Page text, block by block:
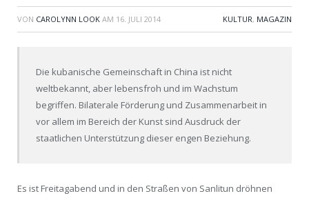
VON CAROLYNN LOOK AM 16. JULI 2014 KULTUR, MAGAZIN
Die kubanische Gemeinschaft in China ist nicht
weltbekannt, aber lebensfroh und im Wachstum
begriffen. Bilaterale Förderung und Zusammenarbeit in
vor allem im Bereich der Kunst sind Ausdruck der
staatlichen Unterstützung dieser engen Beziehung.
Es ist Freitagabend und in den Straßen von Sanlitun dröhnen